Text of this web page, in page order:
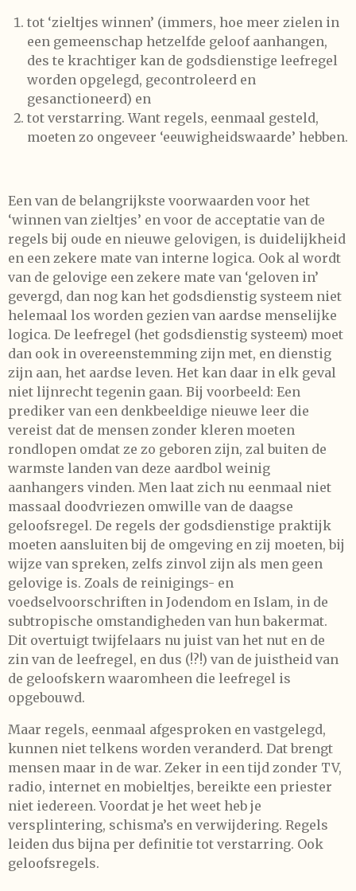
tot ‘zieltjes winnen’ (immers, hoe meer zielen in
een gemeenschap hetzelfde geloof aanhangen,
des te krachtiger kan de godsdienstige leefregel
worden opgelegd, gecontroleerd en
gesanctioneerd) en
tot verstarring. Want regels, eenmaal gesteld,
moeten zo ongeveer ‘eeuwigheidswaarde’ hebben.
Een van de belangrijkste voorwaarden voor het
‘winnen van zieltjes’ en voor de acceptatie van de
regels bij oude en nieuwe gelovigen, is duidelijkheid
en een zekere mate van interne logica. Ook al wordt
van de gelovige een zekere mate van ‘geloven in’
gevergd, dan nog kan het godsdienstig systeem niet
helemaal los worden gezien van aardse menselijke
logica. De leefregel (het godsdienstig systeem) moet
dan ook in overeenstemming zijn met, en dienstig
zijn aan, het aardse leven. Het kan daar in elk geval
niet lijnrecht tegenin gaan. Bij voorbeeld: Een
prediker van een denkbeeldige nieuwe leer die
vereist dat de mensen zonder kleren moeten
rondlopen omdat ze zo geboren zijn, zal buiten de
warmste landen van deze aardbol weinig
aanhangers vinden. Men laat zich nu eenmaal niet
massaal doodvriezen omwille van de daagse
geloofsregel. De regels der godsdienstige praktijk
moeten aansluiten bij de omgeving en zij moeten, bij
wijze van spreken, zelfs zinvol zijn als men geen
gelovige is. Zoals de reinigings- en
voedselvoorschriften in Jodendom en Islam, in de
subtropische omstandigheden van hun bakermat.
Dit overtuigt twijfelaars nu juist van het nut en de
zin van de leefregel, en dus (!?!) van de juistheid van
de geloofskern waaromheen die leefregel is
opgebouwd.
Maar regels, eenmaal afgesproken en vastgelegd,
kunnen niet telkens worden veranderd. Dat brengt
mensen maar in de war. Zeker in een tijd zonder TV,
radio, internet en mobieltjes, bereikte een priester
niet iedereen. Voordat je het weet heb je
versplintering, schisma’s en verwijdering. Regels
leiden dus bijna per definitie tot verstarring. Ook
geloofsregels.